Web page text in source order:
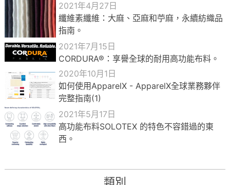
2021年4月27日
纖維素纖維：大麻、亞麻和苧麻，永續紡織品
指南。
2021年7月15日
CORDURA®：享譽全球的耐用高功能布料。
2020年10月1日
如何使用ApparelX - ApparelX全球業務夥伴
完整指南(1)
2021年5月17日
高功能布料SOLOTEX 的特色不容錯過的東
西。
類別